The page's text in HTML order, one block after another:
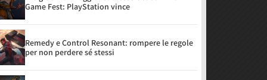
Game Fest: PlayStation vince
Remedy e Control Resonant: rompere le regole
per non perdere sé stessi